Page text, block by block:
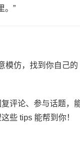
。”
仿，找到你自己的
评论、参与话题，
些 tips 能帮到你！